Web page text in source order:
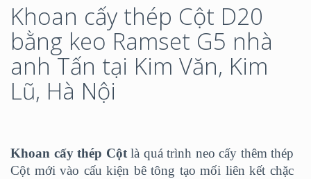
Khoan cấy thép Cột D20
bằng keo Ramset G5 nhà
anh Tấn tại Kim Văn, Kim
Lũ, Hà Nội
Khoan cấy thép Cộtlà quá trình neo cấy thêm thép
Cột mới vào cấu kiện bê tông tạo mối liên kết chặc